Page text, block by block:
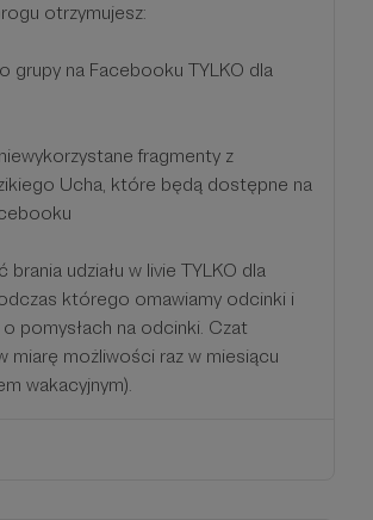
otrzymujesz:
na Facebooku TYLKO dla
fragmenty z
Ucha, które będą dostępne na
udziału w livie TYLKO dla
którego omawiamy odcinki i
pomysłach na odcinki. Czat
miarę możliwości raz w miesiącu
wakacyjnym).